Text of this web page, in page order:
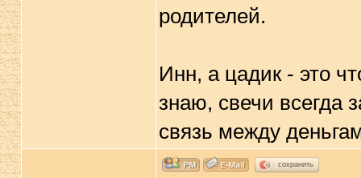
родителей.
Инн, а цадик - это
знаю, свечи всегда
связь между
сохранить